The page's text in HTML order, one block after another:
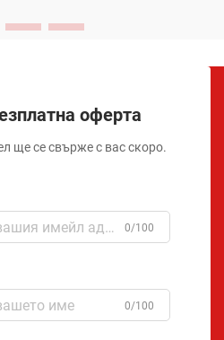
оферта
ще се свърже с вас скоро.
0/100
0/100